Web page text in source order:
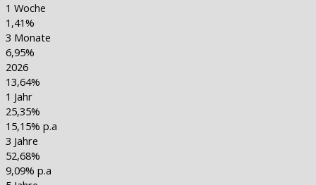
1 Woche
1,41%
3 Monate
6,95%
2026
13,64%
1 Jahr
25,35%
15,15% p.a
3 Jahre
52,68%
9,09% p.a